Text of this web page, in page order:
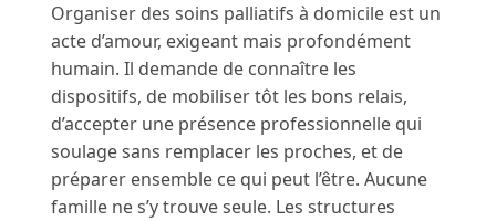
Organiser des soins palliatifs à domicile est un
acte d’amour, exigeant mais profondément
humain. Il demande de connaître les
dispositifs, de mobiliser tôt les bons relais,
d’accepter une présence professionnelle qui
soulage sans remplacer les proches, et de
préparer ensemble ce qui peut l’être. Aucune
famille ne s’y trouve seule. Les structures